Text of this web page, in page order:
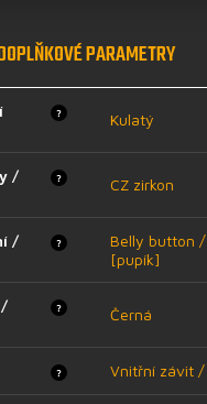
PARAMETRY
? Kulatý
?
/
CZ zirkon
?
/
Belly button
[pupík]
?
/
Černá
? Vnitřní závit